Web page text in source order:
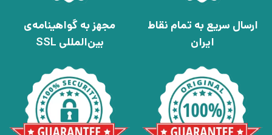
ارسال سریع به تمام نقاط
ایران
مجهز به گواهینامه‌ی
بین‌المللی SSL